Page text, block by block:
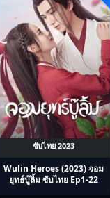
ซับไทย 2023
Wulin Heroes (2023) จอม
ยุทธ์บู๊ลิ้ม ซับไทย Ep1-22